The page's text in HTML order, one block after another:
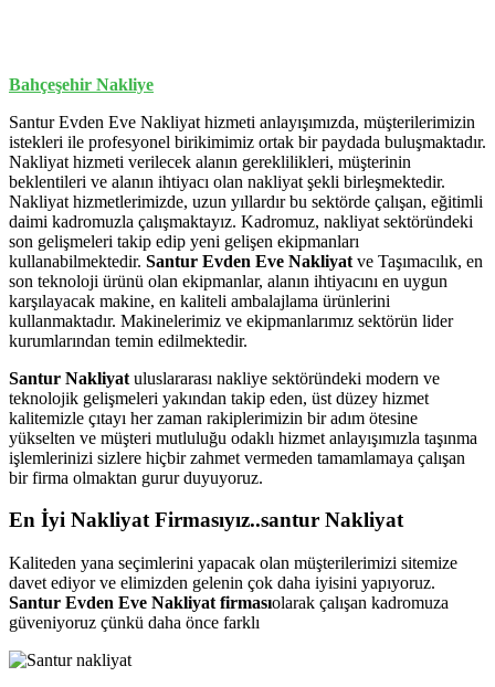
Bahçeşehir Nakliye
Santur Evden Eve Nakliyat hizmeti anlayışımızda, müşterilerimizin
istekleri ile profesyonel birikimimiz ortak bir paydada buluşmaktadır.
Nakliyat hizmeti verilecek alanın gereklilikleri, müşterinin
beklentileri ve alanın ihtiyacı olan nakliyat şekli birleşmektedir.
Nakliyat hizmetlerimizde, uzun yıllardır bu sektörde çalışan, eğitimli
daimi kadromuzla çalışmaktayız. Kadromuz, nakliyat sektöründeki
son gelişmeleri takip edip yeni gelişen ekipmanları
kullanabilmektedir. Santur Evden Eve Nakliyat ve Taşımacılık, en
son teknoloji ürünü olan ekipmanlar, alanın ihtiyacını en uygun
karşılayacak makine, en kaliteli ambalajlama ürünlerini
kullanmaktadır. Makinelerimiz ve ekipmanlarımız sektörün lider
kurumlarından temin edilmektedir.
Santur Nakliyat uluslararası nakliye sektöründeki modern ve
teknolojik gelişmeleri yakından takip eden, üst düzey hizmet
kalitemizle çıtayı her zaman rakiplerimizin bir adım ötesine
yükselten ve müşteri mutluluğu odaklı hizmet anlayışımızla taşınma
işlemlerinizi sizlere hiçbir zahmet vermeden tamamlamaya çalışan
bir firma olmaktan gurur duyuyoruz.
En İyi Nakliyat Firmasıyız..santur Nakliyat
Kaliteden yana seçimlerini yapacak olan müşterilerimizi sitemize
davet ediyor ve elimizden gelenin çok daha iyisini yapıyoruz.
Santur Evden Eve Nakliyat firmasıolarak çalışan kadromuza
güveniyoruz çünkü daha önce farklı